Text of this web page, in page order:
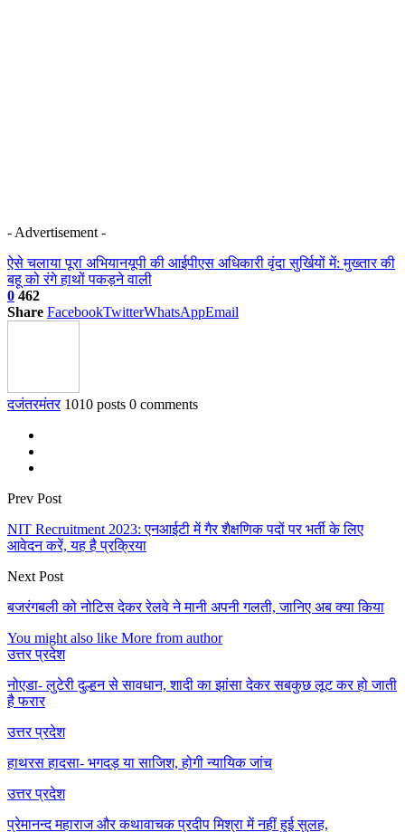
- Advertisement -
ऐसे चलाया पूरा अभियानयूपी की आईपीएस अधिकारी वृंदा सुर्खियों में: मुख्तार की
बहू को रंगे हाथों पकड़ने वाली
0 462
Share FacebookTwitterWhatsAppEmail
दजंतरमंतर 1010 posts 0 comments
Prev Post
NIT Recruitment 2023: एनआईटी में गैर शैक्षणिक पदों पर भर्ती के लिए
आवेदन करें, यह है प्रक्रिया
Next Post
बजरंगबली को नोटिस देकर रेलवे ने मानी अपनी गलती, जानिए अब क्या किया
You might also like More from author
उत्तर प्रदेश
नोएडा- लुटेरी दुल्हन से सावधान, शादी का झांसा देकर सबकुछ लूट कर हो जाती
है फरार
उत्तर प्रदेश
हाथरस हादसा- भगदड़ या साजिश, होगी न्यायिक जांच
उत्तर प्रदेश
प्रेमानन्द महाराज और कथावाचक प्रदीप मिश्रा में नहीं हुई सुलह,